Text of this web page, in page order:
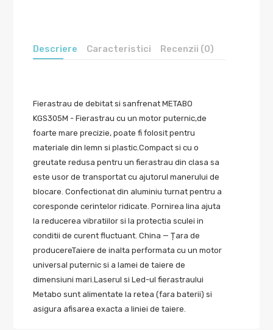
Descriere Caracteristici Recenzii (0)
Fierastrau de debitat si sanfrenat METABO
KGS305M - Fierastrau cu un motor puternic,de
foarte mare precizie, poate fi folosit pentru
materiale din lemn si plastic.Compact si cu o
greutate redusa pentru un fierastrau din clasa sa
este usor de transportat cu ajutorul manerului de
blocare. Confectionat din aluminiu turnat pentru a
coresponde cerintelor ridicate. Pornirea lina ajuta
la reducerea vibratiilor si la protectia sculei in
conditii de curent fluctuant. China — Țara de
producereTaiere de inalta performata cu un motor
universal puternic si a lamei de taiere de
dimensiuni mari.Laserul si Led-ul fierastraului
Metabo sunt alimentate la retea (fara baterii) si
asigura afisarea exacta a liniei de taiere.